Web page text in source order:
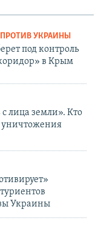
УКРАИНЫ
под контроль
в Крым
лица земли». Кто
уничтожения
Украины